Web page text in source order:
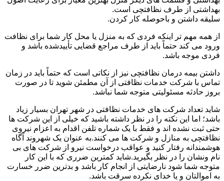
بهداشتی از طرف نظافتچی است.
سلیقه داشتن و باحوصله کار کردن.
از همه مهم تر اینکه فردی که به منزل یا محل کار شما برای نظافت
ورود می کند حتماً باید از طرف مراجع قضایی تأییدشده باشد و
فردی موجه باشد.
داشتن بیمه درمان نظافتچی نیز از نکاتی است که حتماً باید در زمان
تماس با شرکت خدمات نظافتی از آن مطمئن شوید تا در صورت
بروز حادثه مسئولیتی متوجه شما نباشد.
شاید تعداد شرکت های خدمات نظافتی در شهر تهران بسیار زیاد
باشد؛ اما این نکته را در نظر داشته باشید که خیلی از این شرکت ها
حتی ثبت نشده اند و فقط با یک شماره تلفن اقدام به اعزام نیروی
نظافتچی به منازل و شرکت ها می کنند.به عنوان یک شهروند آگاه
هوشمندانه رفتار کنید و عواقب درخواست نیرو از شرکت های بی
نام ونشان را در نظر بگیرید.شاید کمترین ضرری که با این کار
متوجه شما شود نارضایتی از انجام کار باشد و بدترین ضرر خسارت
به اموالتان و یا خدای نکرده سرقت باشد.